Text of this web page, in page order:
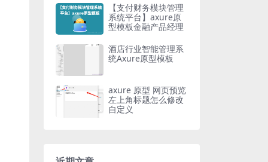
【支付财务模块管理
系统平台】axure原
型模板金融产品经理
酒店行业智能管理系
统Axure原型模板
axure 原型 网页预览
左上角标题怎么修改
自定义